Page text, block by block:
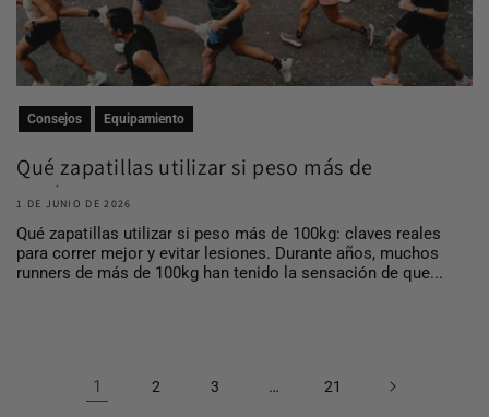
Consejos Equipamiento
Qué zapatillas utilizar si peso más de
100 kg
1 DE JUNIO DE 2026
Qué zapatillas utilizar si peso más de 100kg: claves reales
para correr mejor y evitar lesiones. Durante años, muchos
runners de más de 100kg han tenido la sensación de que...
1 2 3 … 21